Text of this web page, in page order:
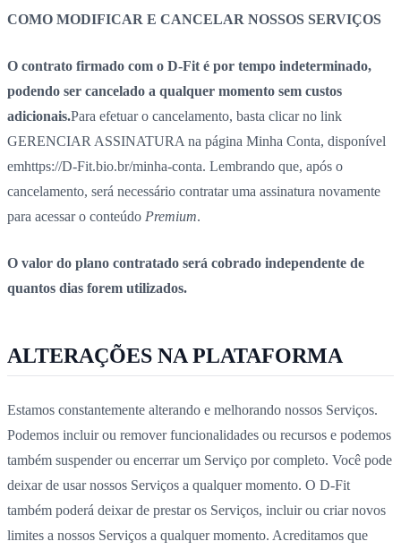
COMO MODIFICAR E CANCELAR NOSSOS SERVIÇOS
O contrato firmado com o D-Fit é por tempo indeterminado,
podendo ser cancelado a qualquer momento sem custos
adicionais.Para efetuar o cancelamento, basta clicar no link
GERENCIAR ASSINATURA na página Minha Conta, disponível
emhttps://D-Fit.bio.br/minha-conta. Lembrando que, após o
cancelamento, será necessário contratar uma assinatura novamente
para acessar o conteúdo Premium.
O valor do plano contratado será cobrado independente de
quantos dias forem utilizados.
ALTERAÇÕES NA PLATAFORMA
Estamos constantemente alterando e melhorando nossos Serviços.
Podemos incluir ou remover funcionalidades ou recursos e podemos
também suspender ou encerrar um Serviço por completo. Você pode
deixar de usar nossos Serviços a qualquer momento. O D-Fit
também poderá deixar de prestar os Serviços, incluir ou criar novos
limites a nossos Serviços a qualquer momento. Acreditamos que